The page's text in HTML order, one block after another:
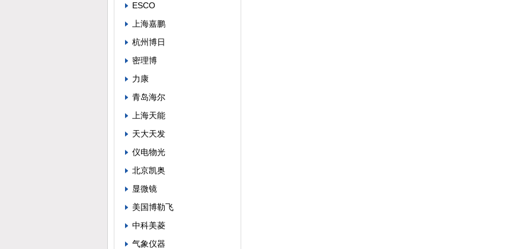
ESCO
上海嘉鹏
杭州博日
密理博
力康
青岛海尔
上海天能
天大天发
仪电物光
北京凯奥
显微镜
美国博勒飞
中科美菱
气象仪器